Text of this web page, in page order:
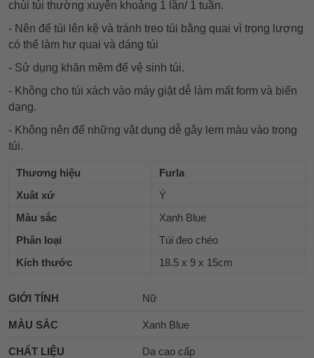
chùi túi thường xuyên khoảng 1 lần/ 1 tuần.
- Nên để túi lên kệ và tránh treo túi bằng quai vì trọng lượng
có thể làm hư quai và dáng túi
- Sử dụng khăn mềm để vệ sinh túi.
- Không cho túi xách vào máy giặt dễ làm mất form và biến
dạng.
- Không nên để những vật dụng dễ gây lem màu vào trong
túi.
Thương hiệu
Furla
Xuât xứ
Ý
Màu sắc
Xanh Blue
Phân loại
Túi đeo chéo
Kích thước
18.5 x 9 x 15cm
GIỚI TÍNH Nữ
MÀU SẮC Xanh Blue
CHẤT LIỆU Da cao cấp